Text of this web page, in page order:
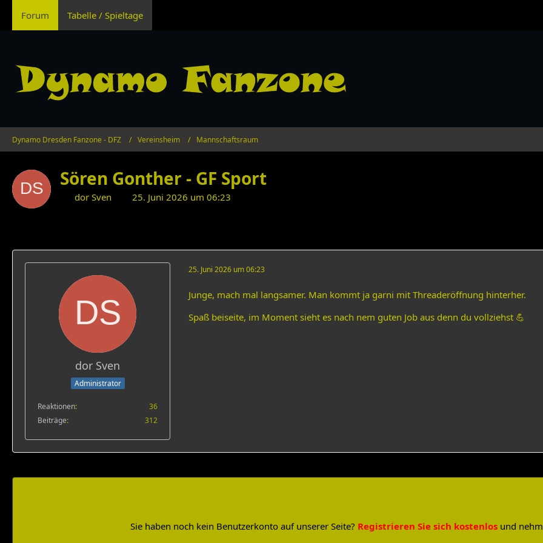
Forum Tabelle / Spieltage
Dynamo Dresden Fanzone - DFZ Vereinsheim Mannschaftsraum
Sören Gonther - GF Sport
dor Sven 25. Juni 2026 um 06:23
dor Sven
Administrator
Reaktionen
36
Beiträge
312
25. Juni 2026 um 06:23
Junge, mach mal langsamer. Man kommt ja garni mit Threaderöffnung hinterher.
Spaß beiseite, im Moment sieht es nach nem guten Job aus denn du vollziehst 💪
Sie haben noch kein Benutzerkonto auf unserer Seite? Registrieren Sie sich kostenlos und